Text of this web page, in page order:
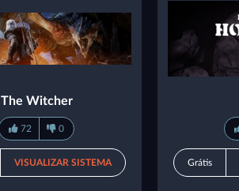
The Witcher
72 0
VISUALIZAR SISTEMA Grátis